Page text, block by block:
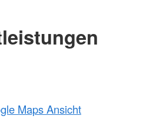
Maps Ansicht